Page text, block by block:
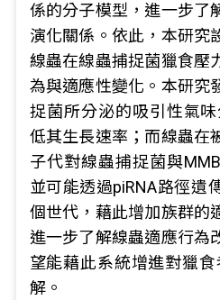
係的分子模型，進一步了
演化關係。依此，本研究
線蟲在線蟲捕捉菌獵食壓
為與適應性變化。本研究
捉菌所分泌的吸引性氣
低其生長速率；而線蟲在
子代對線蟲捕捉菌與
並可能透過piRNA路徑遺
個世代，藉此增加族群的
進一步了解線蟲適應行為
望能藉此系統增進對獵
解。